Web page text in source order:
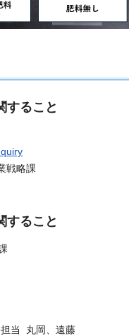
すること
戦略課
すること
当 丸岡、遠藤